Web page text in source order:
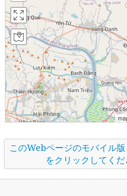
このWebページのモバイル
をクリックしてくだ